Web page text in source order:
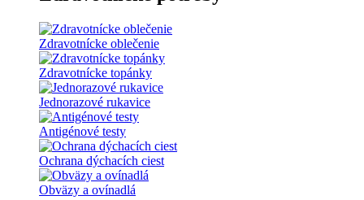
Zdravotnícke oblečenie
Zdravotnícke topánky
Jednorazové rukavice
Antigénové testy
Ochrana dýchacích ciest
Obväzy a ovínadlá